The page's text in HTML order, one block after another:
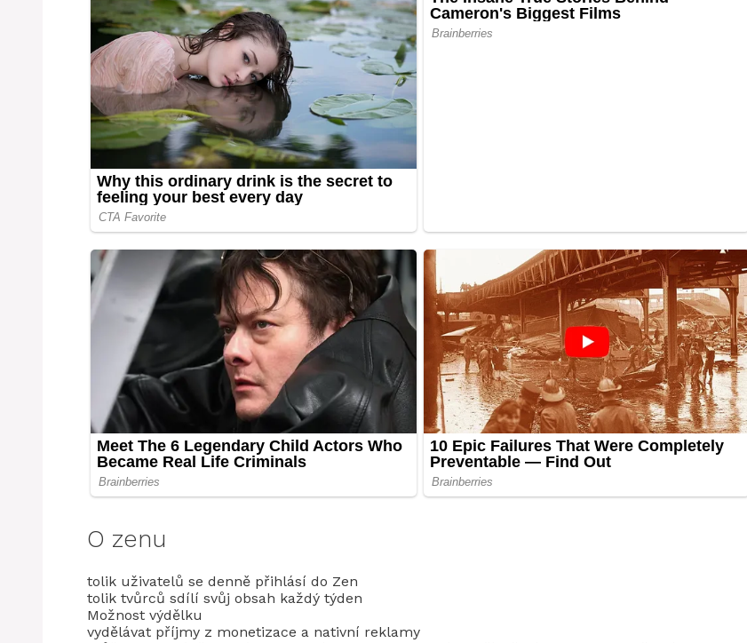
O zenu
tolik uživatelů se denně přihlásí do Zen
tolik tvůrců sdílí svůj obsah každý týden
Možnost výdělku
vydělávat příjmy z monetizace a nativní reklamy